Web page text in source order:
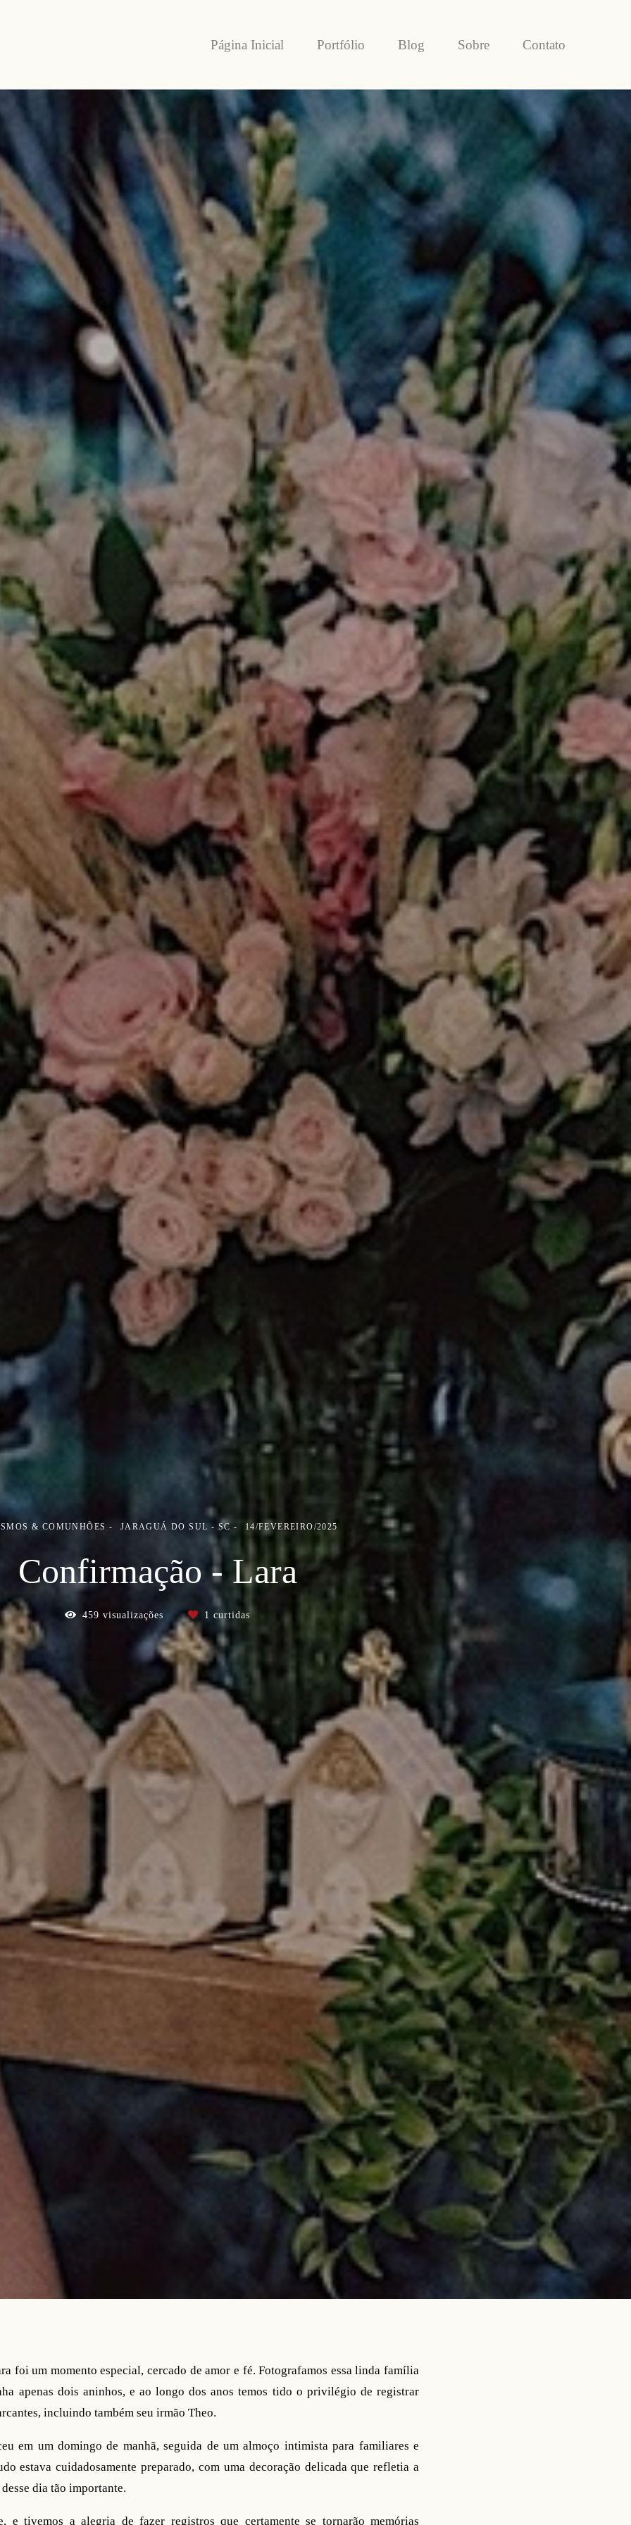
Página Inicial Portfólio Blog Sobre Contato
& COMUNHÕES JARAGUÁ DO SUL - SC 14/FEVEREIRO/2025
Confirmação - Lara
459 visualizações 1 curtidas
foi um momento especial, cercado de amor e fé. Fotografamos essa linda família
apenas dois aninhos, e ao longo dos anos temos tido o privilégio de registrar
incluindo também seu irmão Theo.
em um domingo de manhã, seguida de um almoço intimista para familiares e
estava cuidadosamente preparado, com uma decoração delicada que refletia a
dia tão importante.
e tivemos a alegria de fazer registros que certamente se tornarão memórias